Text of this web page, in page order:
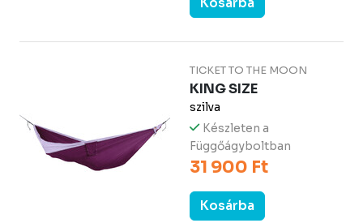
TICKET TO THE MOON
KING SIZE
szilva
Készleten a
Függőágyboltban
31 900 Ft
Kosárba